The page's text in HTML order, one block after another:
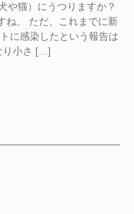
や猫）にうつりますか？
ね。 ただ、これまでに新
に感染したという報告は
り小さ […]